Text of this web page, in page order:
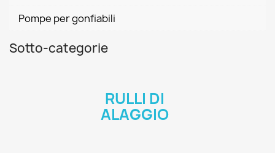
Pompe per gonfiabili
Sotto-categorie
RULLI DI
ALAGGIO